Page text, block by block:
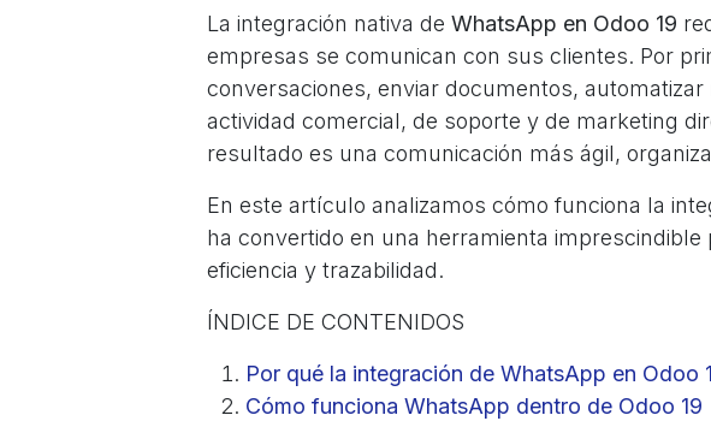
La integración nativa de WhatsApp en Odoo 19
empresas se comunican con sus clientes. Por
conversaciones, enviar documentos,
actividad comercial, de soporte y de marketing
resultado es una comunicación más ágil,
En este artículo analizamos cómo funciona la
ha convertido en una herramienta
eficiencia y trazabilidad.
ÍNDICE DE CONTENIDOS
Por qué la integración de WhatsApp en Odoo
Cómo funciona WhatsApp dentro de Odoo 19